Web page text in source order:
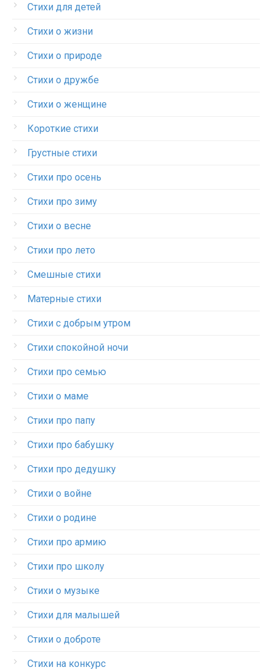
Стихи для детей
Стихи о жизни
Стихи о природе
Стихи о дружбе
Стихи о женщине
Короткие стихи
Грустные стихи
Стихи про осень
Стихи про зиму
Стихи о весне
Стихи про лето
Смешные стихи
Матерные стихи
Стихи с добрым утром
Стихи спокойной ночи
Стихи про семью
Стихи о маме
Стихи про папу
Стихи про бабушку
Стихи про дедушку
Стихи о войне
Стихи о родине
Стихи про армию
Стихи про школу
Стихи о музыке
Стихи для малышей
Стихи о доброте
Стихи на конкурс